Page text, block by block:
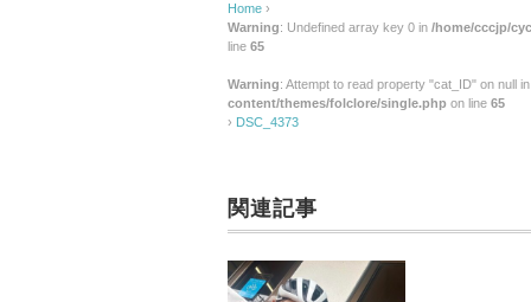
Home ›
Warning: Undefined array key 0 in /home/cccjp/
line 65
Warning: Attempt to read property "cat_ID" on null
content/themes/folclore/single.php on line 65
› DSC_4373
関連記事